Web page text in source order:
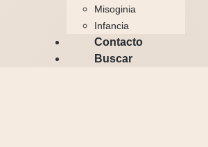
Misoginia
Infancia
Contacto
Buscar